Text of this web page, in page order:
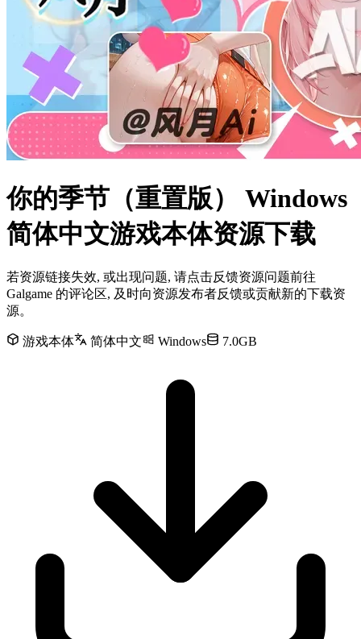
你的季节（重置版） Windows
简体中文游戏本体资源下载
若资源链接失效, 或出现问题, 请点击反馈资源问题前往
Galgame 的评论区, 及时向资源发布者反馈或贡献新的下载资
源。
游戏本体 简体中文 Windows 7.0GB